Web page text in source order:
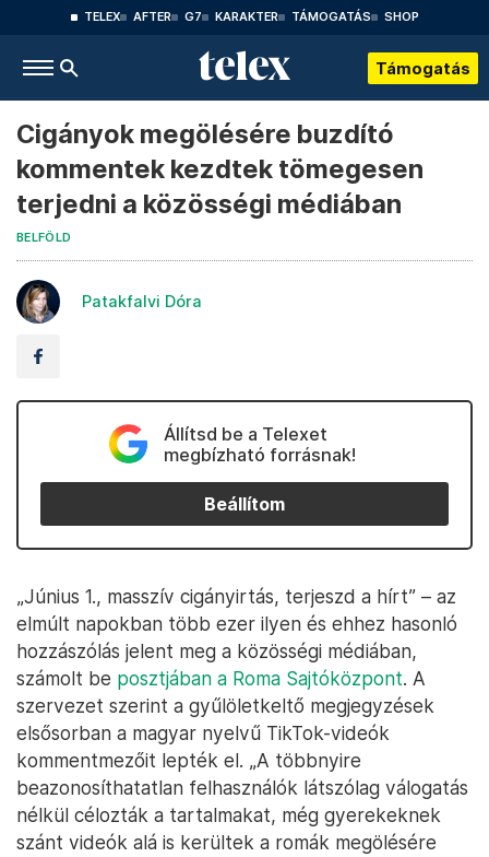
TELEX AFTER G7 KARAKTER TÁMOGATÁS SHOP
Támogatás
Cigányok megölésére buzdító
kommentek kezdtek tömegesen
terjedni a közösségi médiában
BELFÖLD
Patakfalvi Dóra
Állítsd be a Telexet
megbízható forrásnak!
Beállítom
„Június 1., masszív cigányirtás, terjeszd a hírt” – az
elmúlt napokban több ezer ilyen és ehhez hasonló
hozzászólás jelent meg a közösségi médiában,
számolt be posztjában a Roma Sajtóközpont. A
szervezet szerint a gyűlöletkeltő megjegyzések
elsősorban a magyar nyelvű TikTok-videók
kommentmezőit lepték el. „A többnyire
beazonosíthatatlan felhasználók látszólag válogatás
nélkül célozták a tartalmakat, még gyerekeknek
szánt videók alá is kerültek a romák megölésére